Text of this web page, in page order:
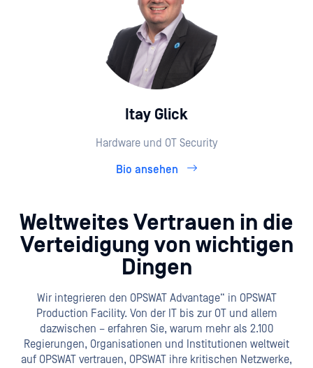
Itay Glick
Hardware und OT Security
Bio ansehen
Weltweites Vertrauen in die
Verteidigung von wichtigen
Dingen
Wir integrieren den OPSWAT Advantage“ in OPSWAT
Production Facility. Von der IT bis zur OT und allem
dazwischen – erfahren Sie, warum mehr als 2.100
Regierungen, Organisationen und Institutionen weltweit
auf OPSWAT vertrauen, OPSWAT ihre kritischen Netzwerke,